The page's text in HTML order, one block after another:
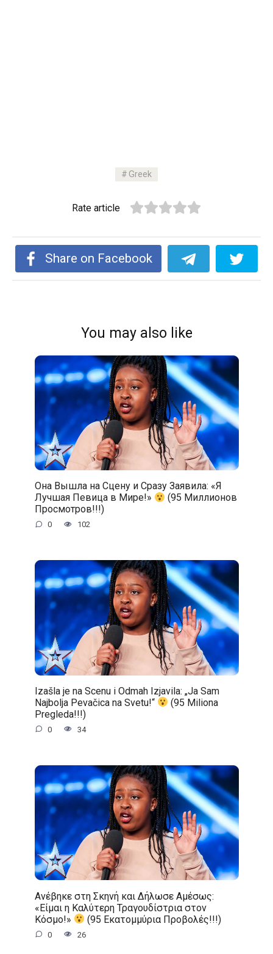
Greek
Rate article
Share on Facebook
You may also like
Она Вышла на Сцену и Сразу Заявила: «Я
Лучшая Певица в Мире!»
(95 Миллионов
Просмотров!!!)
0 102
Izašla je na Scenu i Odmah Izjavila: „Ja Sam
Najbolja Pevačica na Svetu!“
(95 Miliona
Pregleda!!!)
0 34
Ανέβηκε στη Σκηνή και Δήλωσε Αμέσως:
«Είμαι η Καλύτερη Τραγουδίστρια στον
Κόσμο!»
(95 Εκατομμύρια Προβολές!!!)
0 26